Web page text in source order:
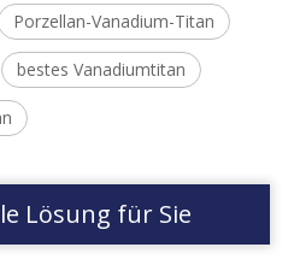
Porzellan-Vanadium-Titan
bestes Vanadiumtitan
Lösung für Sie